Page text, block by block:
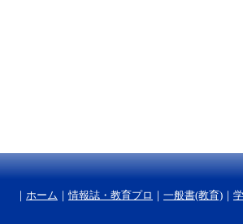
｜ ホーム ｜情報誌・教育プロ ｜ 一般書(教育) ｜